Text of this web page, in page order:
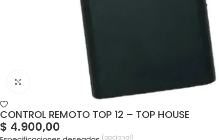
CONTROL REMOTO TOP 12 – TOP HOUSE
$ 4.900,00
(opcional)